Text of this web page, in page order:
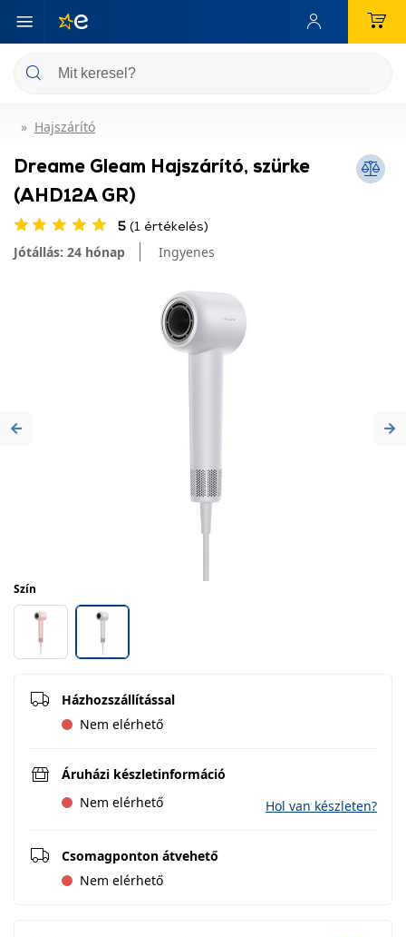
Hajszárító
Dreame Gleam Hajszárító, szürke
(AHD12A GR)
5 (1 értékelés)
Jótállás: 24 hónap Ingyenes
Previous
Szín
Házhozszállítással
Nem elérhető
Áruházi készletinformáció
Nem elérhető
Hol van készleten?
Csomagponton átvehető
Nem elérhető